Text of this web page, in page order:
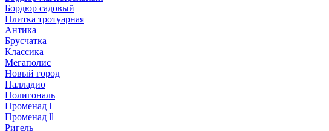
Бордюр садовый
Плитка тротуарная
Антика
Брусчатка
Классика
Мегаполис
Новый город
Палладио
Полигональ
Променад l
Променад ll
Ригель